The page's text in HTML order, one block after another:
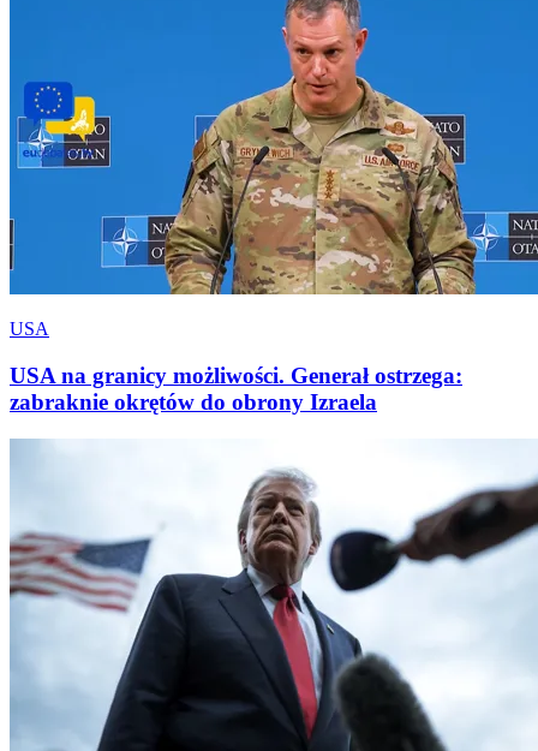
USA
USA na granicy możliwości. Generał ostrzega:
zabraknie okrętów do obrony Izraela